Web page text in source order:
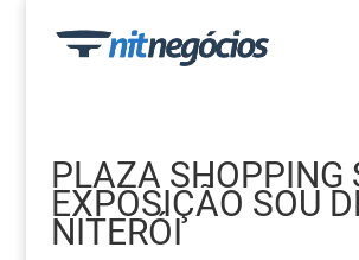
PLAZA SHOPPING
EXPOSIÇÃO SOU
NITERÓI